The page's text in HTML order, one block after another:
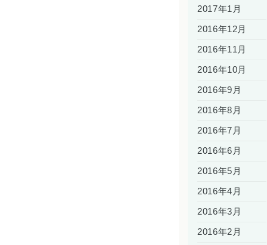
2017年1月
2016年12月
2016年11月
2016年10月
2016年9月
2016年8月
2016年7月
2016年6月
2016年5月
2016年4月
2016年3月
2016年2月